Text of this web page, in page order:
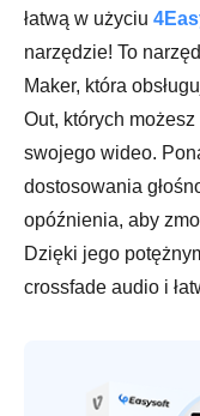
łatwą w użyciu
narzędzie! To
Maker, która
Out, których
swojego wideo.
dostosowania
opóźnienia, aby
Dzięki jego
crossfade audio i